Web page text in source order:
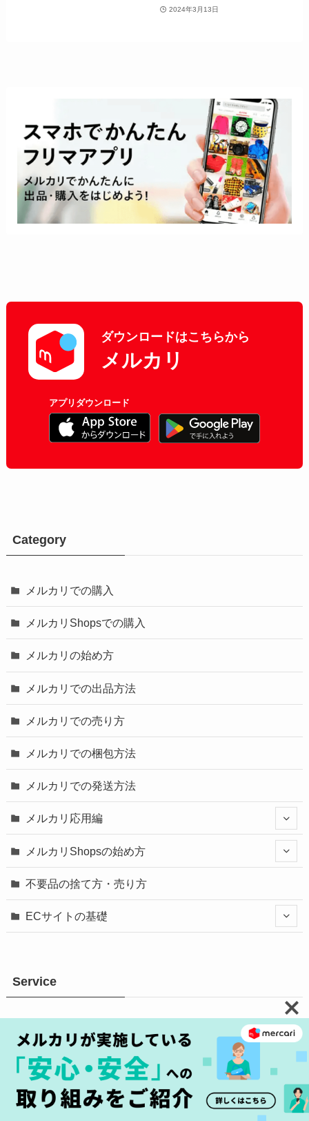
2024年3月13日
ダウンロードはこちらから
メルカリ
アプリダウンロード
Category
メルカリでの購入
メルカリShopsでの購入
メルカリの始め方
メルカリでの出品方法
メルカリでの売り方
メルカリでの梱包方法
メルカリでの発送方法
メルカリ応用編
メルカリShopsの始め方
不要品の捨て方・売り方
ECサイトの基礎
Service
メルカリとは
お知らせ
使いかた